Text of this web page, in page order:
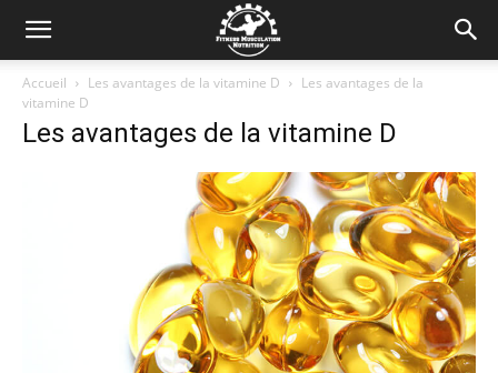
Accueil Les avantages de la vitamine D
Les avantages de la
vitamine D
Les avantages de la vitamine D